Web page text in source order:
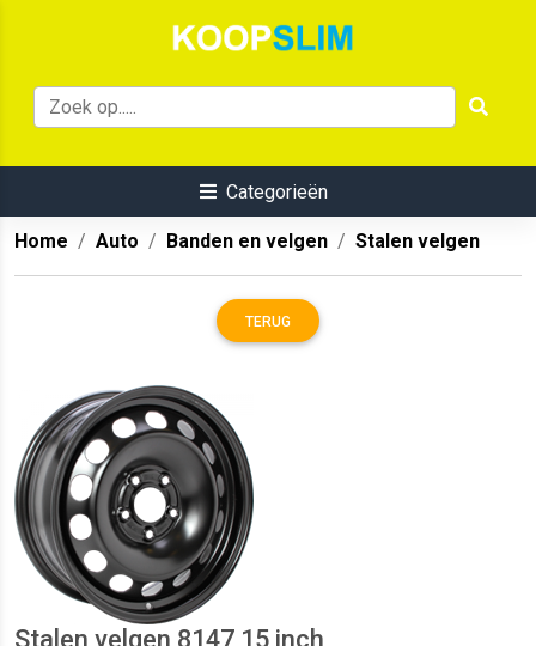
Categorieën
Home Auto Banden en velgen Stalen velgen
TERUG
Stalen velgen 8147 15 inch